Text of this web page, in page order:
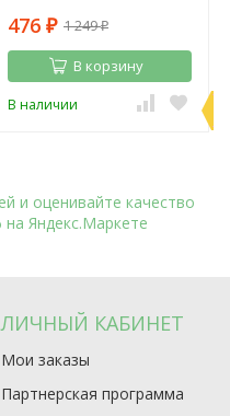
476 ₽ 1 249₽
В корзину
В наличии
ЛИЧНЫЙ КАБИНЕТ
Мои заказы
Партнерская программа